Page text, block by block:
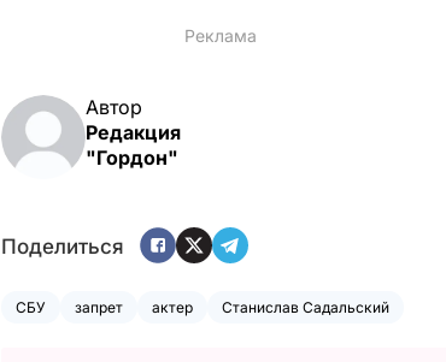
Автор
Редакция
"Гордон"
Поделиться
СБУ запрет актер Станислав Садальский